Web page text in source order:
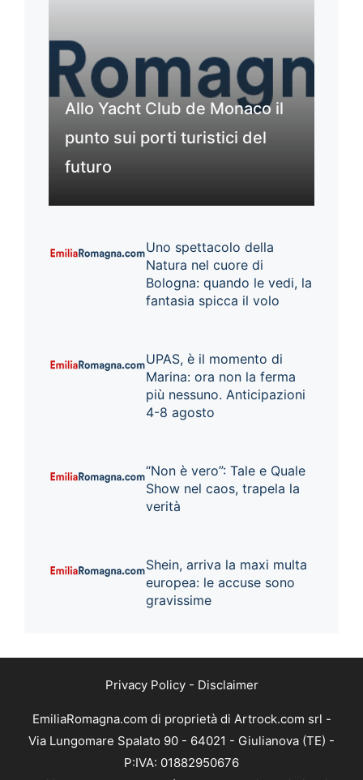
Allo Yacht Club de Monaco il
punto sui porti turistici del
futuro
Uno spettacolo della
Natura nel cuore di
Bologna: quando le vedi, la
fantasia spicca il volo
UPAS, è il momento di
Marina: ora non la ferma
più nessuno. Anticipazioni
4-8 agosto
“Non è vero”: Tale e Quale
Show nel caos, trapela la
verità
Shein, arriva la maxi multa
europea: le accuse sono
gravissime
Privacy Policy- Disclaimer
EmiliaRomagna.com di proprietà di Artrock.com srl -
Via Lungomare Spalato 90 - 64021 - Giulianova (TE) -
P:IVA: 01882950676